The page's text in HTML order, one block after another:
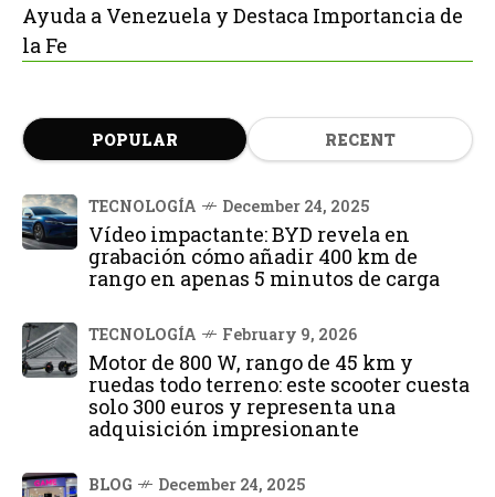
Ayuda a Venezuela y Destaca Importancia de
la Fe
POPULAR RECENT
TECNOLOGÍA December 24, 2025
Vídeo impactante: BYD revela en
grabación cómo añadir 400 km de
rango en apenas 5 minutos de carga
TECNOLOGÍA February 9, 2026
Motor de 800 W, rango de 45 km y
ruedas todo terreno: este scooter cuesta
solo 300 euros y representa una
adquisición impresionante
BLOG December 24, 2025